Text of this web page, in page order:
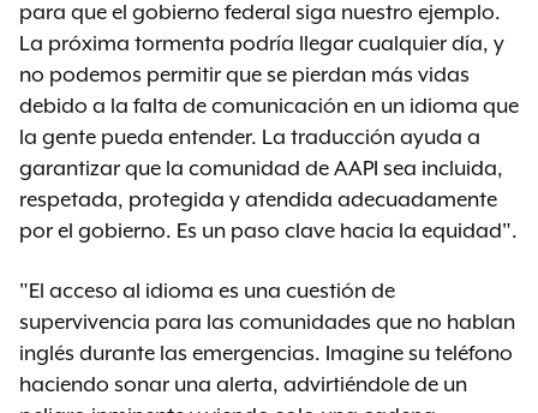
para que el gobierno federal siga nuestro ejemplo.
La próxima tormenta podría llegar cualquier día, y
no podemos permitir que se pierdan más vidas
debido a la falta de comunicación en un idioma que
la gente pueda entender. La traducción ayuda a
garantizar que la comunidad de AAPI sea incluida,
respetada, protegida y atendida adecuadamente
por el gobierno. Es un paso clave hacia la equidad".
"El acceso al idioma es una cuestión de
supervivencia para las comunidades que no hablan
inglés durante las emergencias. Imagine su teléfono
haciendo sonar una alerta, advirtiéndole de un